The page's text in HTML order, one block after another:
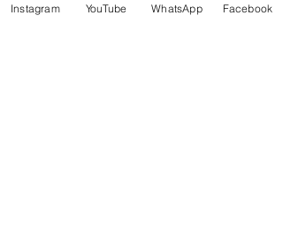
Domestic Shipping Only
Instagram YouTube WhatsApp Facebook